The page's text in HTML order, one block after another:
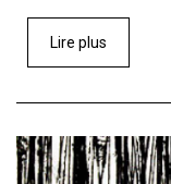
Lire plus